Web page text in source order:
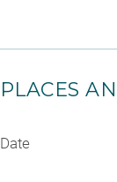
PLACES
Date